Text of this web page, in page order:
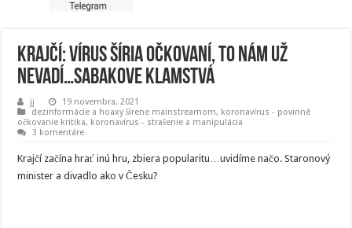
Krajčí: Vírus šíria očkovaní, to nám už
nevadí…Sabakove klamstvá
jj
19 novembra, 2021
dezinformácie a hoaxy šírene mainstreamom, koronavírus - povinné
očkovanie kritika, koronavírus - strašenie a manipulácia
3 komentáre
Krajčí začína hrať inú hru, zbiera popularitu…uvidíme načo. Staronový
minister a divadlo ako v Česku?